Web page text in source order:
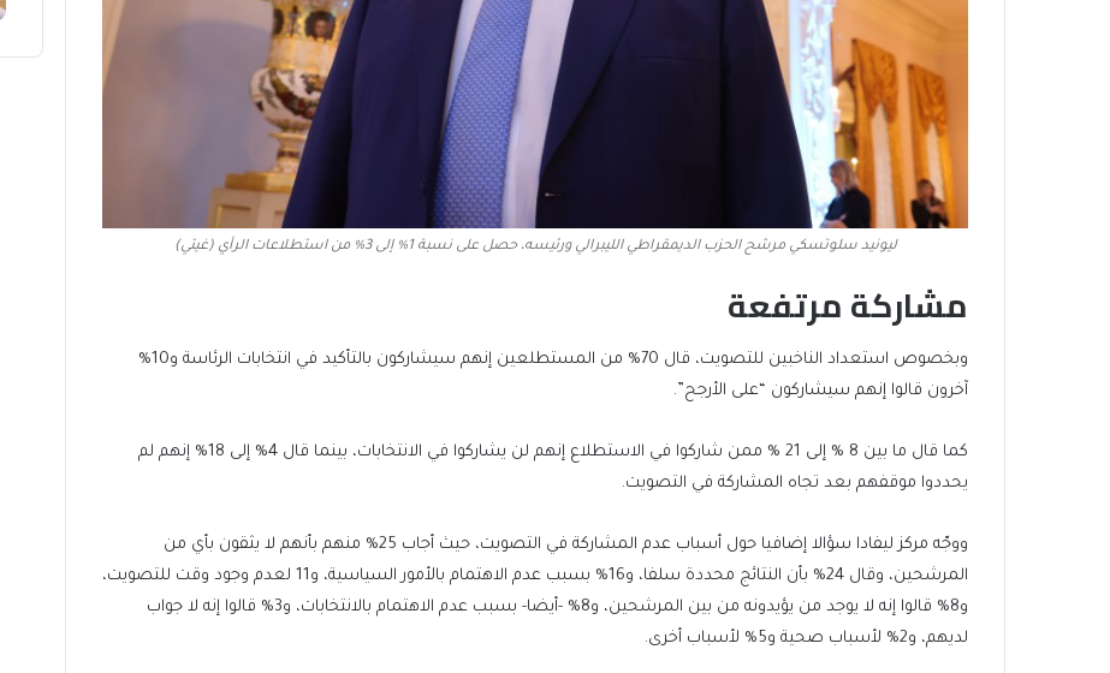
ليونيد سلوتسكي مرشح الحزب الديمقراطي الليبرالي ورئيسه، حصل على نسبة 1% إلى 3% من استطلاعات الرأي (غيتي)
مشاركة مرتفعة
وبخصوص استعداد الناخبين للتصويت، قال 70% من المستطلعين إنهم سيشاركون بالتأكيد في انتخابات الرئاسة و10%
آخرون قالوا إنهم سيشاركون “على الأرجح”.
كما قال ما بين 8 % إلى 21 % ممن شاركوا في الاستطلاع إنهم لن يشاركوا في الانتخابات، بينما قال 4% إلى 18% إنهم لم
يحددوا موقفهم بعد تجاه المشاركة في التصويت.
ووجّه مركز ليفادا سؤالا إضافيا حول أسباب عدم المشاركة في التصويت، حيث أجاب 25% منهم بأنهم لا يثقون بأي من
المرشحين، وقال 24% بأن النتائج محددة سلفا، و16% بسبب عدم الاهتمام بالأمور السياسية، و11 لعدم وجود وقت للتصويت،
و8% قالوا إنه لا يوجد من يؤيدونه من بين المرشحين، و8% -أيضا- بسبب عدم الاهتمام بالانتخابات، و3% قالوا إنه لا جواب
لديهم، و2% لأسباب صحية و5% لأسباب أخرى.